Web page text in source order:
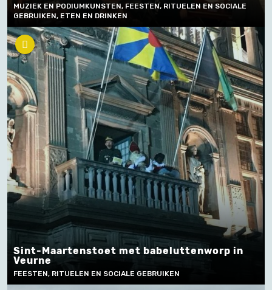
MUZIEK EN PODIUMKUNSTEN, FEESTEN, RITUELEN EN SOCIALE
GEBRUIKEN, ETEN EN DRINKEN
Sint-Maartenstoet met babeluttenworp in
Veurne
FEESTEN, RITUELEN EN SOCIALE GEBRUIKEN